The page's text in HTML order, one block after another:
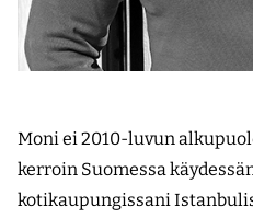
Moni ei 2010-luvun
kerroin Suomessa
kotikaupungissani